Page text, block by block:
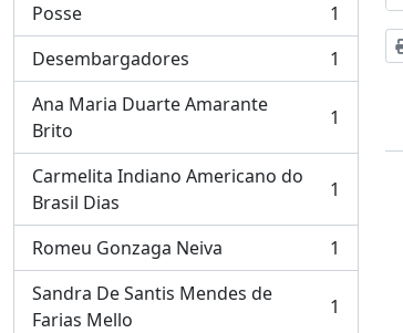
Posse
, 1 resultados
1
Desembargadores
, 1 resultados
1
Ana Maria Duarte Amarante
Brito
, 1 resultados 1
Carmelita Indiano Americano do
Brasil Dias
, 1 resultados 1
Romeu Gonzaga Neiva
, 1 resultados
1
Sandra De Santis Mendes de
Farias Mello
, 1 resultados 1